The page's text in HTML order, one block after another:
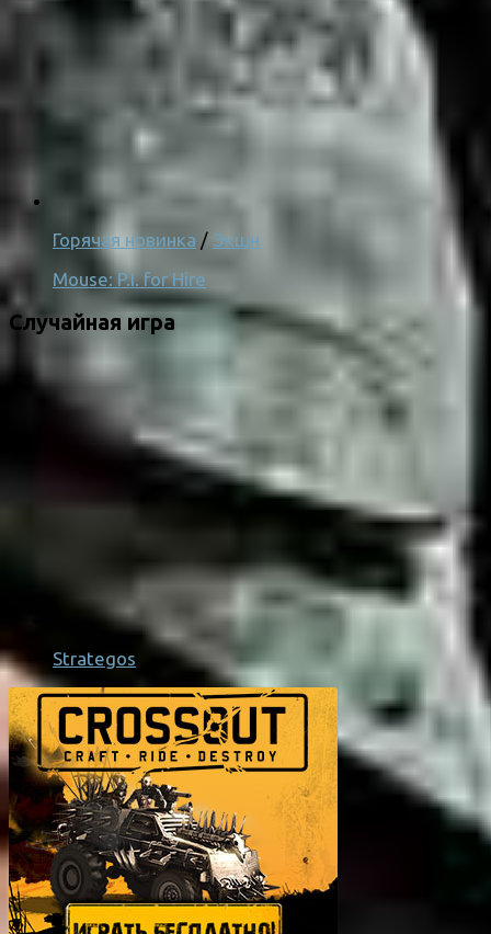
Горячая новинка / Экшн
Mouse: P.I. for Hire
Случайная игра
Strategos